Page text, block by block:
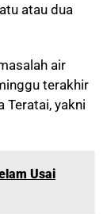
atau dua
air
terakhir
Teratai, yakni
Usai